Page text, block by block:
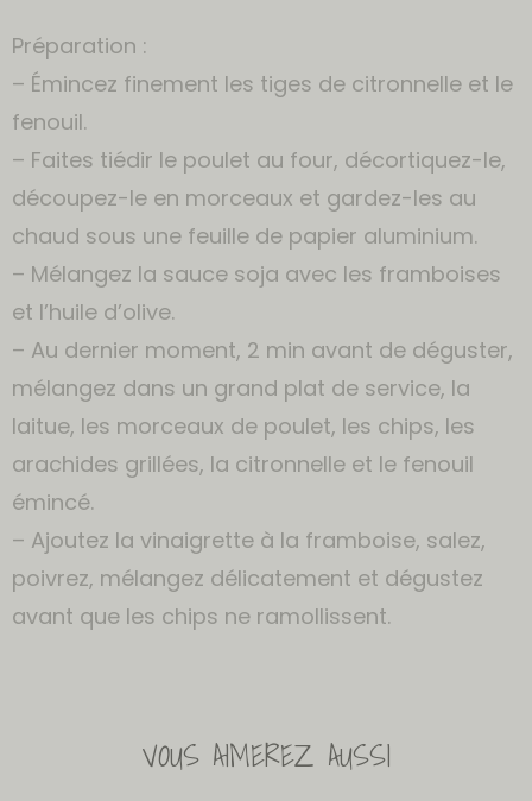
Préparation :
– Émincez finement les tiges de citronnelle et le
fenouil.
– Faites tiédir le poulet au four, décortiquez-le,
découpez-le en morceaux et gardez-les au
chaud sous une feuille de papier aluminium.
– Mélangez la sauce soja avec les framboises
et l’huile d’olive.
– Au dernier moment, 2 min avant de déguster,
mélangez dans un grand plat de service, la
laitue, les morceaux de poulet, les chips, les
arachides grillées, la citronnelle et le fenouil
émincé.
– Ajoutez la vinaigrette à la framboise, salez,
poivrez, mélangez délicatement et dégustez
avant que les chips ne ramollissent.
VOUS AIMEREZ AUSSI